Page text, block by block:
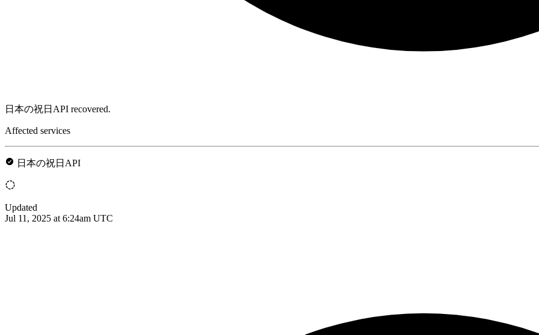
日本の祝日API recovered.
Affected services
日本の祝日API
Updated
Jul 11, 2025 at 6:24am UTC